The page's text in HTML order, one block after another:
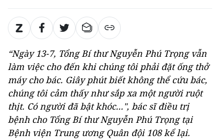
“Ngày 13-7, Tổng Bí thư Nguyễn Phú Trọng vẫn
làm việc cho đến khi chúng tôi phải đặt ống thở
máy cho bác. Giây phút biết không thể cứu bác,
chúng tôi cảm thấy như sắp xa một người ruột
thịt. Có người đã bật khóc...", bác sĩ điều trị
bệnh cho Tổng Bí thư Nguyễn Phú Trọng tại
Bệnh viện Trung ương Quân đội 108 kể lại.